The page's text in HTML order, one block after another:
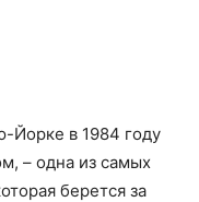
Йорке в 1984 году
– одна из самых
берется за